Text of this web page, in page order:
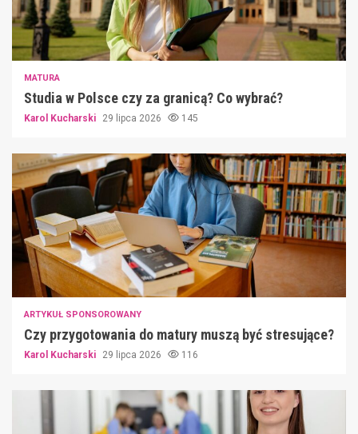
MATURA
Studia w Polsce czy za granicą? Co wybrać?
Karol Kucharski 29 lipca 2026 145
ARTYKUŁ SPONSOROWANY
Czy przygotowania do matury muszą być stresujące?
Karol Kucharski 29 lipca 2026 116